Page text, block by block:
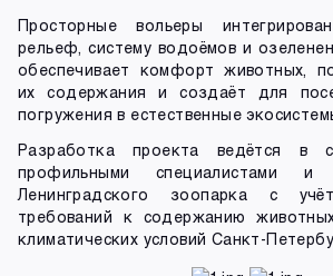
Просторные вольеры
рельеф, систему водоёмов и
обеспечивает комфорт животных,
их содержания и создаёт для
погружения в естественные
Разработка проекта ведётся в
профильными специалистами и
Ленинградского зоопарка с
требований к содержанию
климатических условий Санкт-